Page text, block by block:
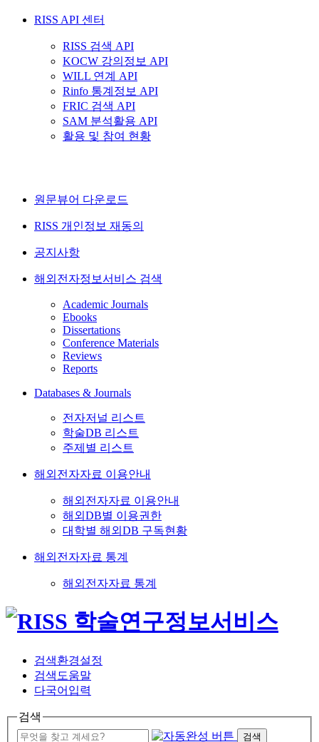
RISS API 센터
RISS 검색 API
KOCW 강의정보 API
WILL 연계 API
Rinfo 통계정보 API
FRIC 검색 API
SAM 분석활용 API
활용 및 참여 현황
원문뷰어 다운로드
RISS 개인정보 재동의
공지사항
해외전자정보서비스 검색
Academic Journals
Ebooks
Dissertations
Conference Materials
Reviews
Reports
Databases & Journals
전자저널 리스트
학술DB 리스트
주제별 리스트
해외전자자료 이용안내
해외전자자료 이용안내
해외DB별 이용권한
대학별 해외DB 구독현황
해외전자자료 통계
해외전자자료 통계
검색환경설정
검색도움말
다국어입력
검색
검색